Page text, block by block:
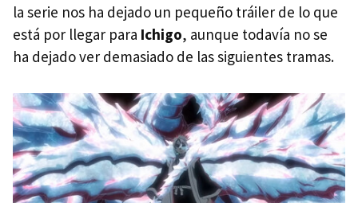
la serie nos ha dejado un pequeño tráiler de lo que
está por llegar para Ichigo, aunque todavía no se
ha dejado ver demasiado de las siguientes tramas.